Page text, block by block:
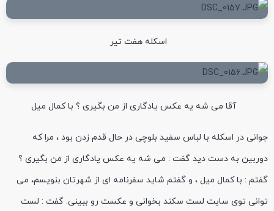
اسکله هفت تیر
آقا می شه یه عکس یادگاری از من بگیری ؟ با کمال میل
جوانی در اسکله با لباس سفید بلوچی در حال قدم زدن بود ، مرا که
دوربین به دست دید گفت : می شه یه عکس یادگاری از من بگیری ؟
گفتم : با کمال میل ، و گفتم شاید سفرنامه ای از شهرتان بنویسم، می
توانی توی سایت لست سکند بخوانی و عکست رو ببینی. گفت : لست